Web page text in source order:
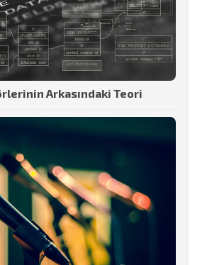
Arkasındaki Teori